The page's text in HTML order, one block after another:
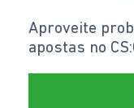
Aproveite
apostas no